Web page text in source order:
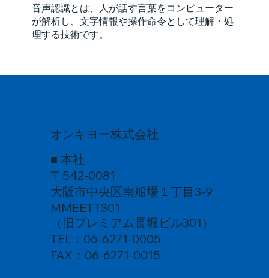
音声認識とは、人が話す言葉をコンピューター
が解析し、文字情報や操作命令として理解・処
理する技術です。
オンキヨー株式会社
■ 本社
〒542-0081
大阪市中央区南船場１丁目3-9
MMEETT301
（旧プレミアム長堀ビル301）
TEL：06-6271-0005
FAX：06-6271-0015